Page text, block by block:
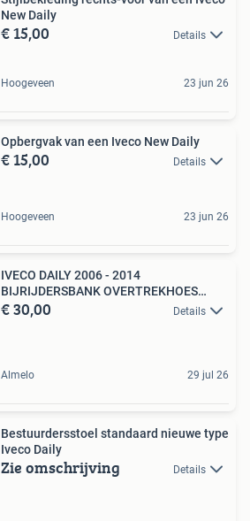
New Daily
€ 15,00 Details
Hoogeveen 23 jun 26
Opbergvak van een Iveco New Daily
€ 15,00 Details
Hoogeveen 23 jun 26
IVECO DAILY 2006 - 2014
BIJRIJDERSBANK OVERTREKHOES
LEDER
€ 30,00 Details
Almelo 29 jul 26
Bestuurdersstoel standaard nieuwe type
Iveco Daily
Zie omschrijving Details